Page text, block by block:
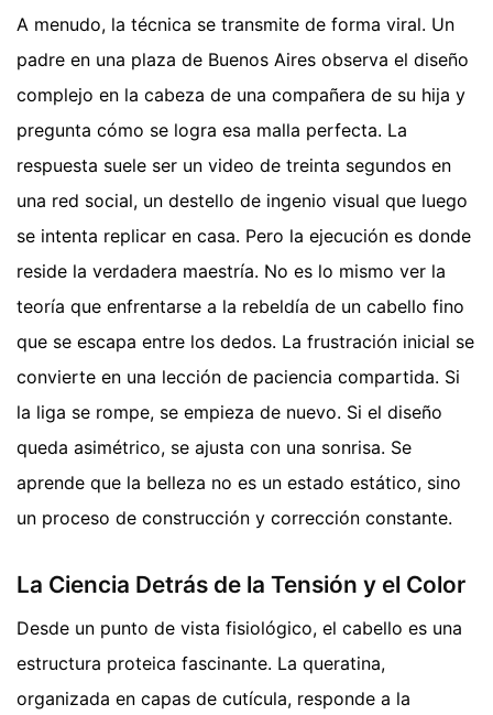
A menudo, la técnica se transmite de forma viral. Un
padre en una plaza de Buenos Aires observa el diseño
complejo en la cabeza de una compañera de su hija y
pregunta cómo se logra esa malla perfecta. La
respuesta suele ser un video de treinta segundos en
una red social, un destello de ingenio visual que luego
se intenta replicar en casa. Pero la ejecución es donde
reside la verdadera maestría. No es lo mismo ver la
teoría que enfrentarse a la rebeldía de un cabello fino
que se escapa entre los dedos. La frustración inicial se
convierte en una lección de paciencia compartida. Si
la liga se rompe, se empieza de nuevo. Si el diseño
queda asimétrico, se ajusta con una sonrisa. Se
aprende que la belleza no es un estado estático, sino
un proceso de construcción y corrección constante.
La Ciencia Detrás de la Tensión y el Color
Desde un punto de vista fisiológico, el cabello es una
estructura proteica fascinante. La queratina,
organizada en capas de cutícula, responde a la